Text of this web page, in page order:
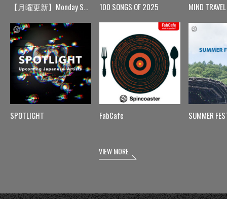
【月曜更新】Monday Spin
SPOTLIGHT
100 SONGS OF 2025
FabCafe
MIND TRAVEL
SUMMER
VIEW MORE